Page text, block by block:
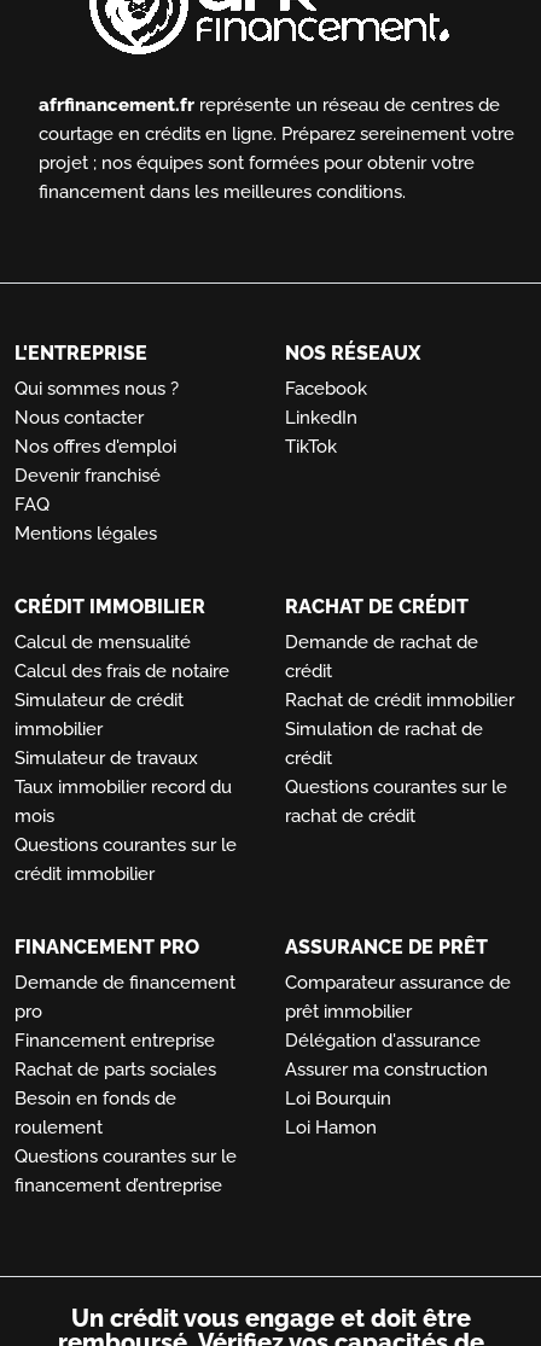
afrfinancement.fr représente un réseau de centres de
courtage en crédits en ligne. Préparez sereinement votre
projet ; nos équipes sont formées pour obtenir votre
financement dans les meilleures conditions.
L'ENTREPRISE
Qui sommes nous ?
Nous contacter
Nos offres d'emploi
Devenir franchisé
FAQ
Mentions légales
NOS RÉSEAUX
Facebook
LinkedIn
TikTok
CRÉDIT IMMOBILIER
Calcul de mensualité
Calcul des frais de notaire
Simulateur de crédit
immobilier
Simulateur de travaux
Taux immobilier record du
mois
Questions courantes sur le
crédit immobilier
RACHAT DE CRÉDIT
Demande de rachat de
crédit
Rachat de crédit immobilier
Simulation de rachat de
crédit
Questions courantes sur le
rachat de crédit
FINANCEMENT PRO
Demande de financement
pro
Financement entreprise
Rachat de parts sociales
Besoin en fonds de
roulement
Questions courantes sur le
financement d’entreprise
ASSURANCE DE PRÊT
Comparateur assurance de
prêt immobilier
Délégation d'assurance
Assurer ma construction
Loi Bourquin
Loi Hamon
Un crédit vous engage et doit être